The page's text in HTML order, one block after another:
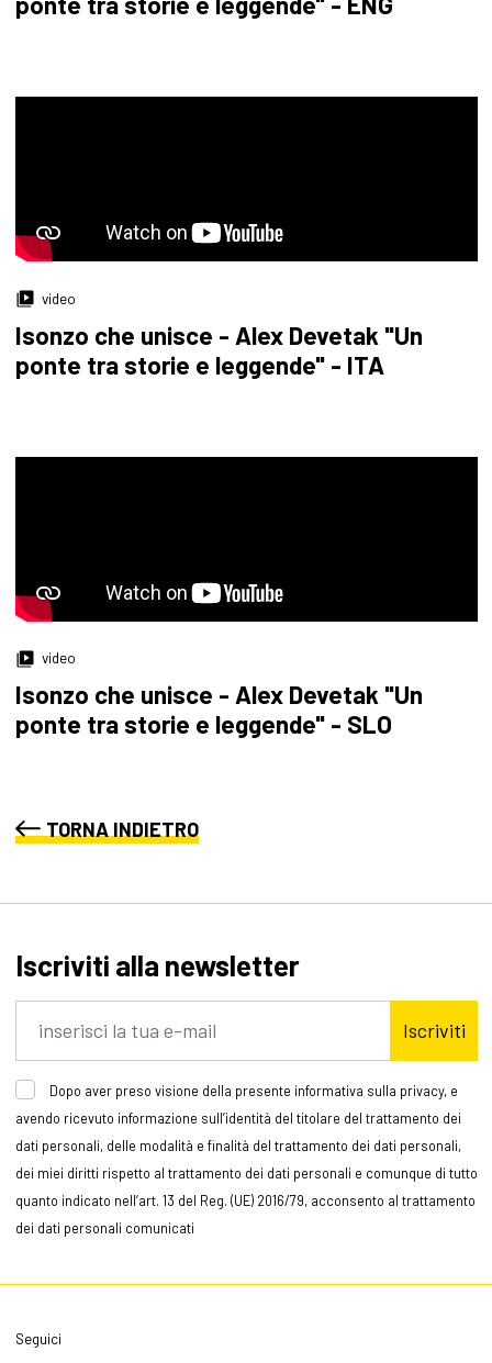
video
Isonzo che unisce - Alex Devetak "Un
ponte tra storie e leggende" - ITA
video
Isonzo che unisce - Alex Devetak "Un
ponte tra storie e leggende" - SLO
TORNA INDIETRO
Iscriviti alla newsletter
Iscriviti
Dopo aver preso visione della presente informativa sulla privacy, e
avendo ricevuto informazione sull’identità del titolare del trattamento dei
dati personali, delle modalità e finalità del trattamento dei dati personali,
dei miei diritti rispetto al trattamento dei dati personali e comunque di tutto
quanto indicato nell’art. 13 del Reg. (UE) 2016/79, acconsento al trattamento
dei dati personali comunicati
Seguici